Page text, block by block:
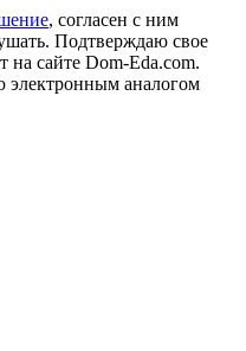
, согласен с ним
Подтверждаю свое
на сайте Dom-Eda.com.
электронным аналогом